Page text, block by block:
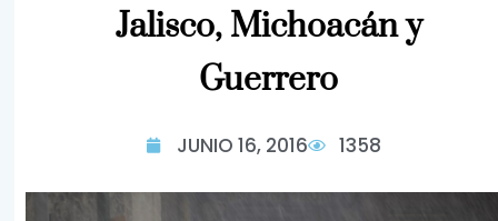
Jalisco, Michoacán y
Guerrero
JUNIO 16, 2016 1358